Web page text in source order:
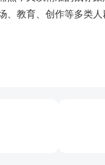
、教育、创作等多类